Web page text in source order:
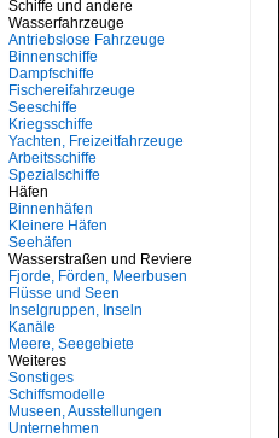
Schiffe und andere
Wasserfahrzeuge
Antriebslose Fahrzeuge
Binnenschiffe
Dampfschiffe
Fischereifahrzeuge
Seeschiffe
Kriegsschiffe
Yachten, Freizeitfahrzeuge
Arbeitsschiffe
Spezialschiffe
Häfen
Binnenhäfen
Kleinere Häfen
Seehäfen
Wasserstraßen und Reviere
Fjorde, Förden, Meerbusen
Flüsse und Seen
Inselgruppen, Inseln
Kanäle
Meere, Seegebiete
Weiteres
Sonstiges
Schiffsmodelle
Museen, Ausstellungen
Unternehmen